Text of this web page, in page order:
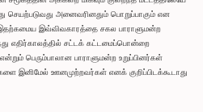
அனைவரினதும் பொறுப்பாகும் என
இதற்கமைய இவ்விவகாரத்தை சகல பாராளுமன்ற
எதிர்காலத்தில் சட்டக் கட்டமைப்பொன்றை
பெரும்பாலான பாராளுமன்ற உறுப்பினர்கள்
இனிமேல் ஊனமுற்றவர்கள் எனக் குறிப்பிடக்கூடாது